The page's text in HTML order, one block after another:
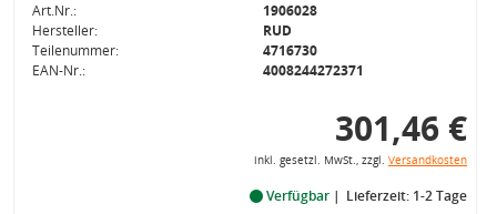
Art.Nr.:
1906028
Hersteller:
RUD
Teilenummer:
4716730
EAN-Nr.:
4008244272371
301,46 €
inkl. gesetzl. MwSt., zzgl. Versandkosten
Verfügbar Lieferzeit: 1-2 Tage